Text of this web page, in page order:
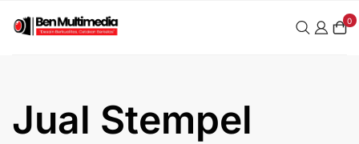
0
Jual Stempel